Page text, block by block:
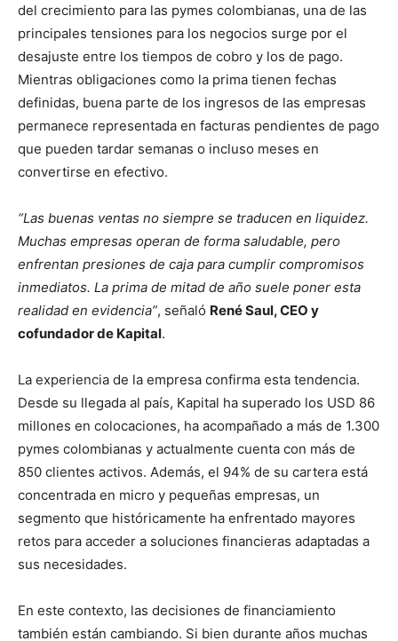
del crecimiento para las pymes colombianas, una de las
principales tensiones para los negocios surge por el
desajuste entre los tiempos de cobro y los de pago.
Mientras obligaciones como la prima tienen fechas
definidas, buena parte de los ingresos de las empresas
permanece representada en facturas pendientes de pago
que pueden tardar semanas o incluso meses en
convertirse en efectivo.
“Las buenas ventas no siempre se traducen en liquidez.
Muchas empresas operan de forma saludable, pero
enfrentan presiones de caja para cumplir compromisos
inmediatos. La prima de mitad de año suele poner esta
realidad en evidencia”, señaló René Saul, CEO y
cofundador de Kapital.
La experiencia de la empresa confirma esta tendencia.
Desde su llegada al país, Kapital ha superado los USD 86
millones en colocaciones, ha acompañado a más de 1.300
pymes colombianas y actualmente cuenta con más de
850 clientes activos. Además, el 94% de su cartera está
concentrada en micro y pequeñas empresas, un
segmento que históricamente ha enfrentado mayores
retos para acceder a soluciones financieras adaptadas a
sus necesidades.
En este contexto, las decisiones de financiamiento
también están cambiando. Si bien durante años muchas